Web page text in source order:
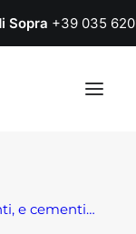
Sopra +39 035
e cementi…